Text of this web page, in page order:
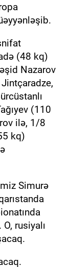
(48 kq)
Nazarov
(110
ilə, 1/8
kq)
Simurə
rusiyalı